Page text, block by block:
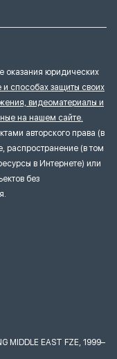
оказания юридических
и способах защиты своих
видеоматериалы и
на нашем сайте.
авторского права (в
распространение (в том
в Интернете) или
без
MIDDLE EAST FZE, 1999–